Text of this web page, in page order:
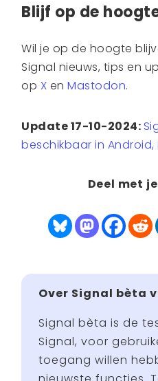
Blijf op de
Wil je op de hoogte
Signal nieuws, tips en
op X enMastodon.
Update 17-10-2024:
beschikbaar in Android,
Deel met
Over Signal bèta
Signal bèta is de
Signal, voor
toegang willen